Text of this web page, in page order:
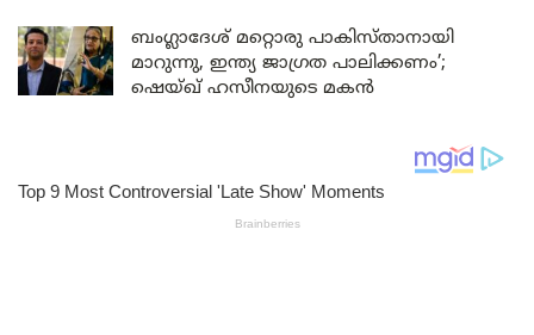
ബംഗ്ലാദേശ് മറ്റൊരു പാകിസ്താനായി
മാറുന്നു, ഇന്ത്യ ജാഗ്രത പാലിക്കണം’;
ഷെയ്ഖ് ഹസീനയുടെ മകൻ